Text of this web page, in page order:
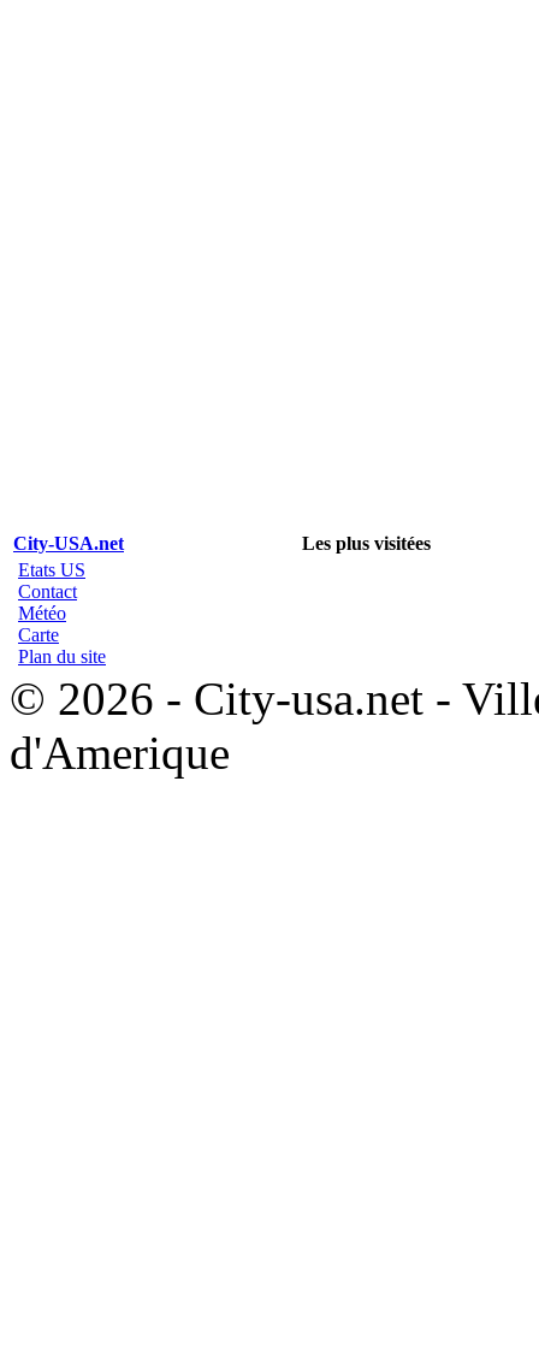
City-USA.net
Les plus visitées
Etats US
Contact
Météo
Carte
Plan du site
© 2026 - City-usa.net -
d'Amerique